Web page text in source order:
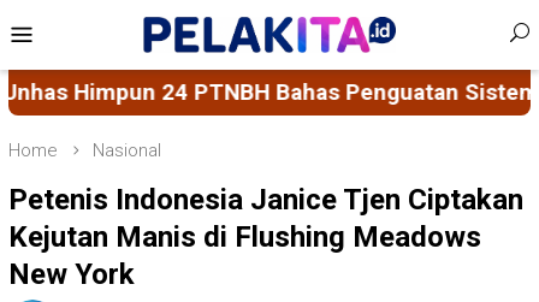
to
content
Menu
Penguatan Sistem Penjaminan Mutu
Home Nasional
Petenis Indonesia Janice Tjen Ciptakan
Kejutan Manis di Flushing Meadows
New York